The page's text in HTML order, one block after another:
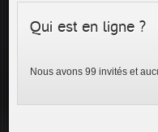
Qui est en ligne ?
Nous avons 99 invités et